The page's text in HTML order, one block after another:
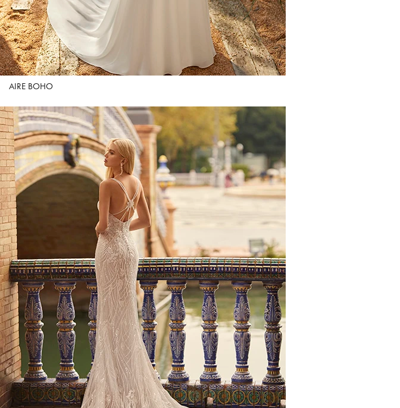
AIRE BOHO